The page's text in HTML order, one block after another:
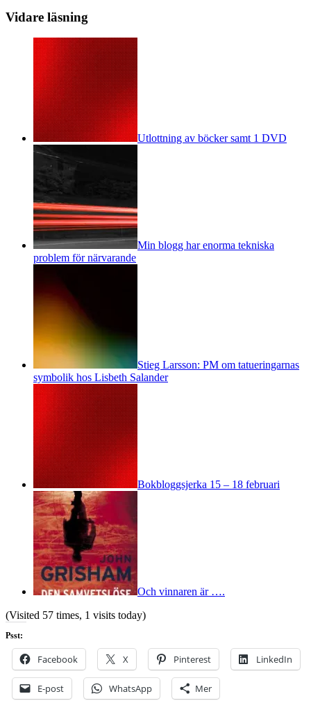
Vidare läsning
Utlottning av böcker samt 1 DVD
Min blogg har enorma tekniska
problem för närvarande
Stieg Larsson: PM om tatueringarnas
symbolik hos Lisbeth Salander
Bokbloggsjerka 15 – 18 februari
Och vinnaren är ….
(Visited 57 times, 1 visits today)
Psst:
Facebook X Pinterest LinkedIn
E-post WhatsApp Mer